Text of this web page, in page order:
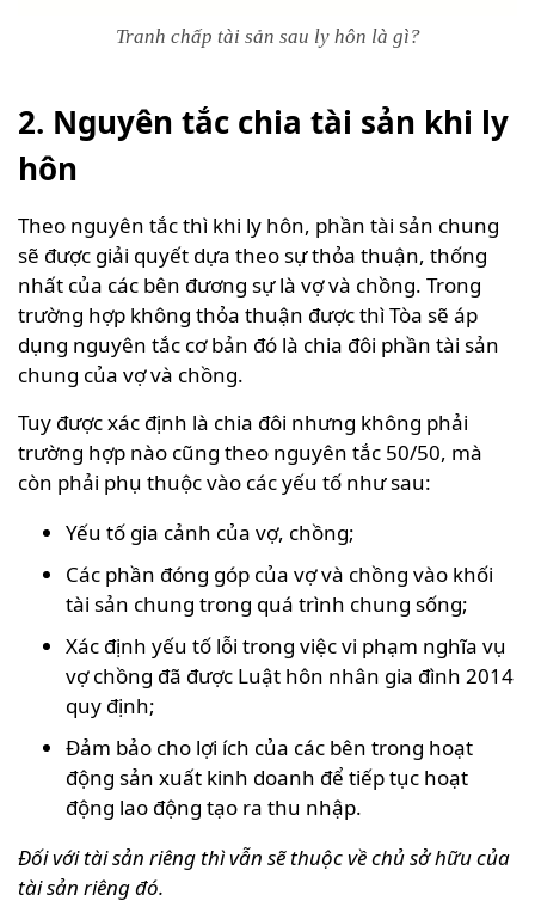
Tranh chấp tài sản sau ly hôn là gì?
2. Nguyên tắc chia tài sản khi ly
hôn
Theo nguyên tắc thì khi ly hôn, phần tài sản chung
sẽ được giải quyết dựa theo sự thỏa thuận, thống
nhất của các bên đương sự là vợ và chồng. Trong
trường hợp không thỏa thuận được thì Tòa sẽ áp
dụng nguyên tắc cơ bản đó là chia đôi phần tài sản
chung của vợ và chồng.
Tuy được xác định là chia đôi nhưng không phải
trường hợp nào cũng theo nguyên tắc 50/50, mà
còn phải phụ thuộc vào các yếu tố như sau:
Yếu tố gia cảnh của vợ, chồng;
Các phần đóng góp của vợ và chồng vào khối
tài sản chung trong quá trình chung sống;
Xác định yếu tố lỗi trong việc vi phạm nghĩa vụ
vợ chồng đã được Luật hôn nhân gia đình 2014
quy định;
Đảm bảo cho lợi ích của các bên trong hoạt
động sản xuất kinh doanh để tiếp tục hoạt
động lao động tạo ra thu nhập.
Đối với tài sản riêng thì vẫn sẽ thuộc về chủ sở hữu của
tài sản riêng đó.